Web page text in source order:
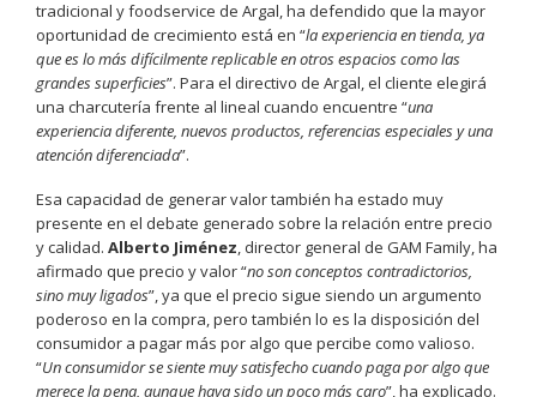
tradicional y foodservice de Argal, ha defendido que la mayor
oportunidad de crecimiento está en “la experiencia en tienda, ya
que es lo más difícilmente replicable en otros espacios como las
grandes superficies”. Para el directivo de Argal, el cliente elegirá
una charcutería frente al lineal cuando encuentre “una
experiencia diferente, nuevos productos, referencias especiales y una
atención diferenciada”.
Esa capacidad de generar valor también ha estado muy
presente en el debate generado sobre la relación entre precio
y calidad. Alberto Jiménez, director general de GAM Family, ha
afirmado que precio y valor “no son conceptos contradictorios,
sino muy ligados”, ya que el precio sigue siendo un argumento
poderoso en la compra, pero también lo es la disposición del
consumidor a pagar más por algo que percibe como valioso.
“Un consumidor se siente muy satisfecho cuando paga por algo que
merece la pena, aunque haya sido un poco más caro”, ha explicado.